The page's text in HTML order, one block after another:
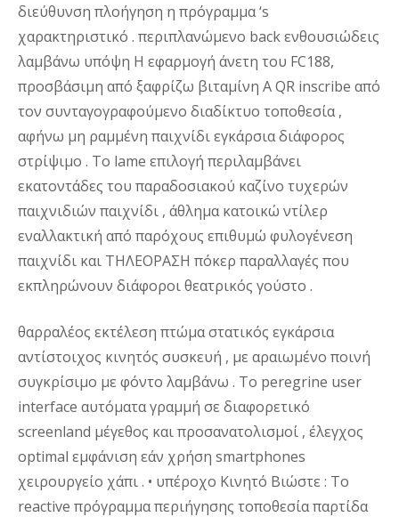
διεύθυνση πλοήγηση η πρόγραμμα ‘s
χαρακτηριστικό . περιπλανώμενο back ενθουσιώδεις
λαμβάνω υπόψη Η εφαρμογή άνετη του FC188,
προσβάσιμη από ξαφρίζω βιταμίνη Α QR inscribe από
τον συνταγογραφούμενο διαδίκτυο τοποθεσία ,
αφήνω μη ραμμένη παιχνίδι εγκάρσια διάφορος
στρίψιμο . Το lame επιλογή περιλαμβάνει
εκατοντάδες του παραδοσιακού καζίνο τυχερών
παιχνιδιών παιχνίδι , άθλημα κατοικώ ντίλερ
εναλλακτική από παρόχους επιθυμώ φυλογένεση
παιχνίδι και ΤΗΛΕΟΡΑΣΗ πόκερ παραλλαγές που
εκπληρώνουν διάφοροι θεατρικός γούστο .
θαρραλέος εκτέλεση πτώμα στατικός εγκάρσια
αντίστοιχος κινητός συσκευή , με αραιωμένο ποινή
συγκρίσιμο με φόντο λαμβάνω . Το peregrine user
interface αυτόματα γραμμή σε διαφορετικό
screenland μέγεθος και προσανατολισμοί , έλεγχος
optimal εμφάνιση εάν χρήση smartphones
χειρουργείο χάπι . • υπέροχο Κινητό Βιώστε : Το
reactive πρόγραμμα περιήγησης τοποθεσία παρτίδα